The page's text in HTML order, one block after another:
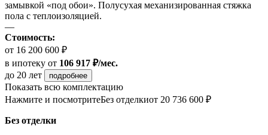
замывкой «под обои». Полусухая механизированная стяжка
пола с теплоизоляцией.
—
Стоимость:
от 16 200 600 ₽
в ипотеку от 106 917 ₽/мес.
до 20 лет
подробнее
Показать всю комплектацию
Нажмите и посмотритеБез отделкиот 20 736 600 ₽
Без отделки